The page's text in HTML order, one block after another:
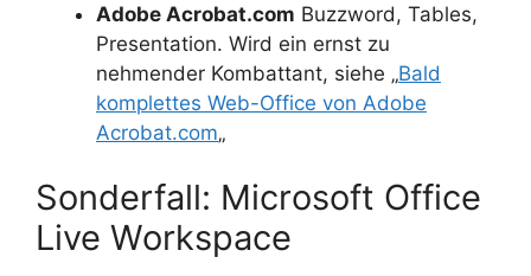
Adobe Acrobat.com Buzzword, Tables,
Presentation. Wird ein ernst zu
nehmender Kombattant, siehe „Bald
komplettes Web-Office von Adobe
Acrobat.com„
Sonderfall: Microsoft Office
Live Workspace